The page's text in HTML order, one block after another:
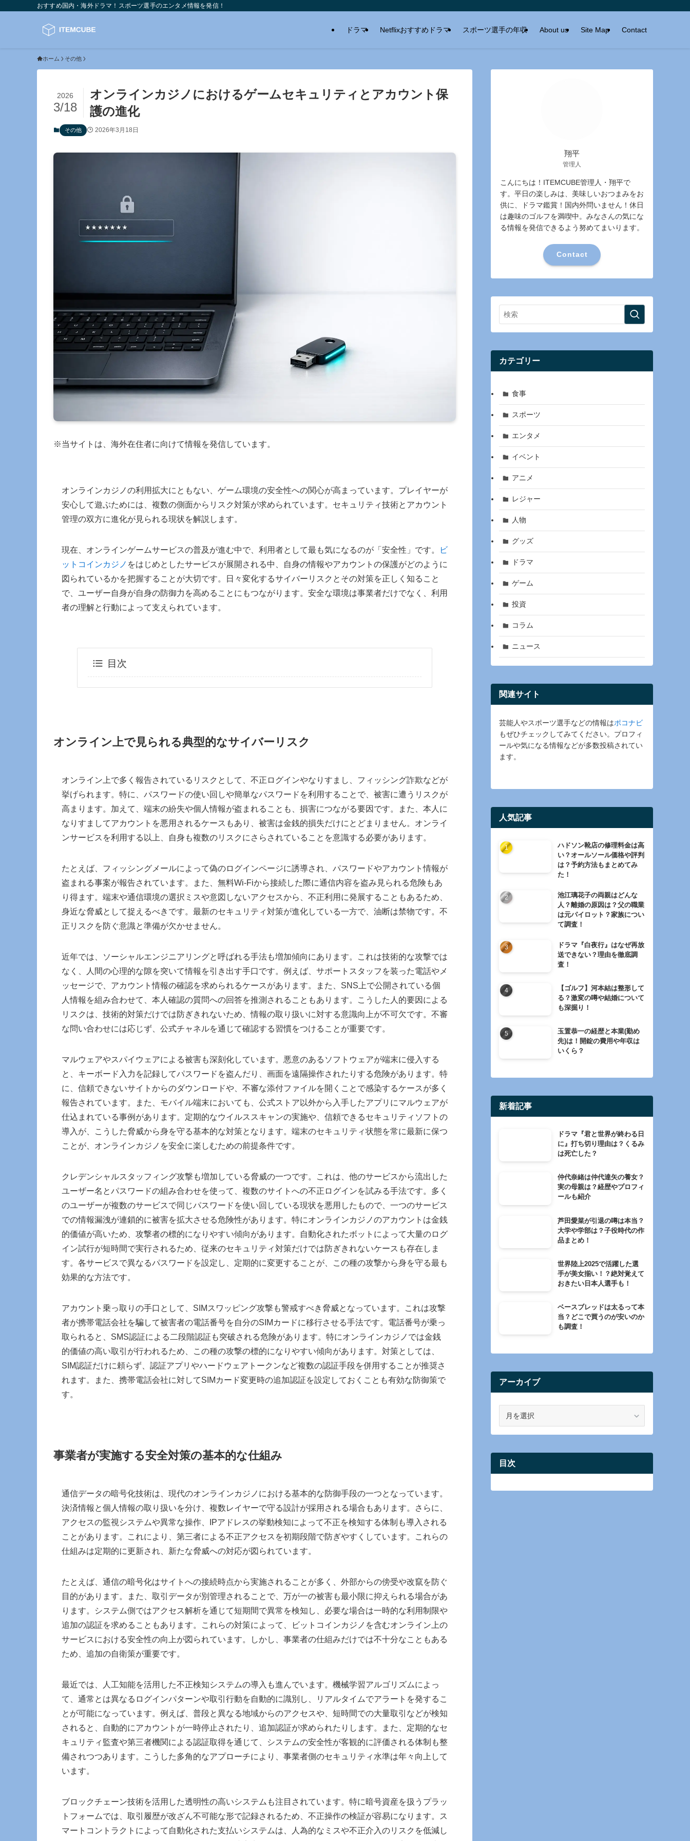
おすすめ国内・海外ドラマ！スポーツ選手のエンタメ情報を発信！
ドラマ Netflixおすすめドラマ スポーツ選手の年収 About us Site Map Contact
ホーム その他
オンラインカジノにおけるゲームセキュリティとアカウント保
護の進化
2026
3/18
その他 2026年3月18日
※当サイトは、海外在住者に向けて情報を発信しています。
オンラインカジノの利用拡大にともない、ゲーム環境の安全性への関心が高まっています。プレイヤーが
安心して遊ぶためには、複数の側面からリスク対策が求められています。セキュリティ技術とアカウント
管理の双方に進化が見られる現状を解説します。
現在、オンラインゲームサービスの普及が進む中で、利用者として最も気になるのが「安全性」です。
ビ
ットコインカジノ をはじめとしたサービスが展開される中、自身の情報やアカウントの保護がどのように
図られているかを把握することが大切です。日々変化するサイバーリスクとその対策を正しく知ること
で、ユーザー自身が自身の防御力を高めることにもつながります。安全な環境は事業者だけでなく、利用
者の理解と行動によって支えられています。
目次
オンライン上で見られる典型的なサイバーリスク
オンライン上で多く報告されているリスクとして、不正ログインやなりすまし、フィッシング詐欺などが
挙げられます。特に、パスワードの使い回しや簡単なパスワードを利用することで、被害に遭うリスクが
高まります。加えて、端末の紛失や個人情報が盗まれることも、損害につながる要因です。また、本人に
なりすましてアカウントを悪用されるケースもあり、被害は金銭的損失だけにとどまりません。オンライ
ンサービスを利用する以上、自身も複数のリスクにさらされていることを意識する必要があります。
たとえば、フィッシングメールによって偽のログインページに誘導され、パスワードやアカウント情報が
盗まれる事案が報告されています。また、無料Wi-Fiから接続した際に通信内容を盗み見られる危険もあ
り得ます。端末や通信環境の選択ミスや意図しないアクセスから、不正利用に発展することもあるため、
身近な脅威として捉えるべきです。最新のセキュリティ対策が進化している一方で、油断は禁物です。不
正リスクを防ぐ意識と準備が欠かせません。
近年では、ソーシャルエンジニアリングと呼ばれる手法も増加傾向にあります。これは技術的な攻撃では
なく、人間の心理的な隙を突いて情報を引き出す手口です。例えば、サポートスタッフを装った電話やメ
ッセージで、アカウント情報の確認を求められるケースがあります。また、SNS上で公開されている個
人情報を組み合わせて、本人確認の質問への回答を推測されることもあります。こうした人的要因による
リスクは、技術的対策だけでは防ぎきれないため、情報の取り扱いに対する意識向上が不可欠です。不審
な問い合わせには応じず、公式チャネルを通じて確認する習慣をつけることが重要です。
マルウェアやスパイウェアによる被害も深刻化しています。悪意のあるソフトウェアが端末に侵入する
と、キーボード入力を記録してパスワードを盗んだり、画面を遠隔操作されたりする危険があります。特
に、信頼できないサイトからのダウンロードや、不審な添付ファイルを開くことで感染するケースが多く
報告されています。また、モバイル端末においても、公式ストア以外から入手したアプリにマルウェアが
仕込まれている事例があります。定期的なウイルススキャンの実施や、信頼できるセキュリティソフトの
導入が、こうした脅威から身を守る基本的な対策となります。端末のセキュリティ状態を常に最新に保つ
ことが、オンラインカジノを安全に楽しむための前提条件です。
クレデンシャルスタッフィング攻撃も増加している脅威の一つです。これは、他のサービスから流出した
ユーザー名とパスワードの組み合わせを使って、複数のサイトへの不正ログインを試みる手法です。多く
のユーザーが複数のサービスで同じパスワードを使い回している現状を悪用したもので、一つのサービス
での情報漏洩が連鎖的に被害を拡大させる危険性があります。特にオンラインカジノのアカウントは金銭
的価値が高いため、攻撃者の標的になりやすい傾向があります。自動化されたボットによって大量のログ
イン試行が短時間で実行されるため、従来のセキュリティ対策だけでは防ぎきれないケースも存在しま
す。各サービスで異なるパスワードを設定し、定期的に変更することが、この種の攻撃から身を守る最も
効果的な方法です。
アカウント乗っ取りの手口として、SIMスワッピング攻撃も警戒すべき脅威となっています。これは攻撃
者が携帯電話会社を騙して被害者の電話番号を自分のSIMカードに移行させる手法です。電話番号が乗っ
取られると、SMS認証による二段階認証も突破される危険があります。特にオンラインカジノでは金銭
的価値の高い取引が行われるため、この種の攻撃の標的になりやすい傾向があります。対策としては、
SIM認証だけに頼らず、認証アプリやハードウェアトークンなど複数の認証手段を併用することが推奨さ
れます。また、携帯電話会社に対してSIMカード変更時の追加認証を設定しておくことも有効な防御策で
す。
事業者が実施する安全対策の基本的な仕組み
通信データの暗号化技術は、現代のオンラインカジノにおける基本的な防御手段の一つとなっています。
決済情報と個人情報の取り扱いを分け、複数レイヤーで守る設計が採用される場合もあります。さらに、
アクセスの監視システムや異常な操作、IPアドレスの挙動検知によって不正を検知する体制も導入される
ことがあります。これにより、第三者による不正アクセスを初期段階で防ぎやすくしています。これらの
仕組みは定期的に更新され、新たな脅威への対応が図られています。
たとえば、通信の暗号化はサイトへの接続時点から実施されることが多く、外部からの傍受や改竄を防ぐ
目的があります。また、取引データが別管理されることで、万が一の被害も最小限に抑えられる場合があ
ります。システム側ではアクセス解析を通じて短期間で異常を検知し、必要な場合は一時的な利用制限や
追加の認証を求めることもあります。これらの対策によって、ビットコインカジノを含むオンライン上の
サービスにおける安全性の向上が図られています。しかし、事業者の仕組みだけでは不十分なこともある
ため、追加の自衛策が重要です。
最近では、人工知能を活用した不正検知システムの導入も進んでいます。機械学習アルゴリズムによっ
て、通常とは異なるログインパターンや取引行動を自動的に識別し、リアルタイムでアラートを発するこ
とが可能になっています。例えば、普段と異なる地域からのアクセスや、短時間での大量取引などが検知
されると、自動的にアカウントが一時停止されたり、追加認証が求められたりします。また、定期的なセ
キュリティ監査や第三者機関による認証取得を通じて、システムの安全性が客観的に評価される体制も整
備されつつあります。こうした多角的なアプローチにより、事業者側のセキュリティ水準は年々向上して
います。
ブロックチェーン技術を活用した透明性の高いシステムも注目されています。特に暗号資産を扱うプラッ
トフォームでは、取引履歴が改ざん不可能な形で記録されるため、不正操作の検証が容易になります。ス
マートコントラクトによって自動化された支払いシステムは、人為的なミスや不正介入のリスクを低減し
翔平
管理人
こんにちは！ITEMCUBE管理人・翔平で
す。平日の楽しみは、美味しいおつまみをお
供に、ドラマ鑑賞！国内外問いません！休日
は趣味のゴルフを満喫中。みなさんの気にな
る情報を発信できるよう努めてまいります。
Contact
カテゴリー
食事
スポーツ
エンタメ
イベント
アニメ
レジャー
人物
グッズ
ドラマ
ゲーム
投資
コラム
ニュース
関連サイト
芸能人やスポーツ選手などの情報はポコナビ
もぜひチェックしてみてください。プロフィ
ールや気になる情報などが多数投稿されてい
ます。
人気記事
ハドソン靴店の修理料金は高
い？オールソール価格や評判
は？予約方法もまとめてみ
た！
池江璃花子の両親はどんな
人？離婚の原因は？父の職業
は元パイロット？家族につい
て調査！
ドラマ『白夜行』はなぜ再放
送できない？理由を徹底調
査！
【ゴルフ】河本結は整形して
る？激変の噂や結婚について
も深掘り！
玉置恭一の経歴と本業(勤め
先)は！開錠の費用や年収は
いくら？
新着記事
ドラマ『君と世界が終わる日
に』打ち切り理由は？くるみ
は死亡した？
仲代奈緒は仲代達矢の養女？
実の母親は？経歴やプロフィ
ールも紹介
芦田愛菜が引退の噂は本当？
大学や学部は？子役時代の作
品まとめ！
世界陸上2025で活躍した選
手が美女揃い！？絶対覚えて
おきたい日本人選手も！
ベースブレッドは太るって本
当？どこで買うのが安いのか
も調査！
アーカイブ
ブ
目次